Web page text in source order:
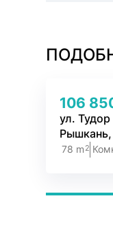
106
ул.
78 m 2